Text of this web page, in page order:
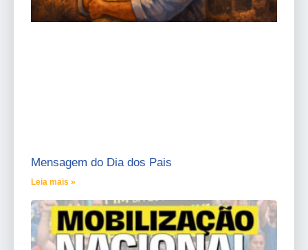
Mensagem do Dia dos Pais
Leia mais »